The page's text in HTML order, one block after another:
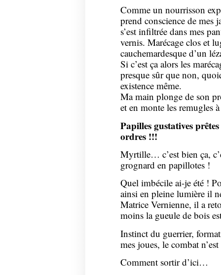
Comme un nourrisson
prend conscience de mes
s’est infiltrée dans mes
vernis. Marécage clos et
cauchemardesque d’un
Si c’est ça alors les
presque sûr que non,
existence même.
Ma main plonge de son
et en monte les remugles
Papilles gustatives
ordres !!!
Myrtille… c’est bien ça,
grognard en papillotes !
Quel imbécile ai-je été !
ainsi en pleine lumière il
Matrice Vernienne, il a
moins la gueule de bois
Instinct du guerrier,
mes joues, le combat
Comment sortir d’ici…